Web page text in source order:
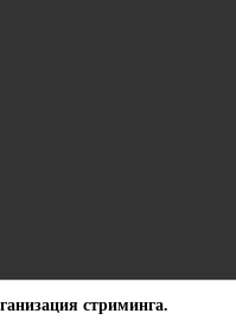
стриминга.